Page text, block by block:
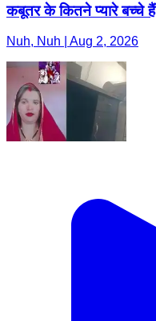
कबूतर के कितने प्यारे बच्चे हैं
Nuh, Nuh | Aug 2, 2026